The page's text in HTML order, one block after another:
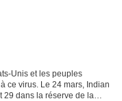
Unis et les peuples
ce virus. Le 24 mars, Indian
29 dans la réserve de la